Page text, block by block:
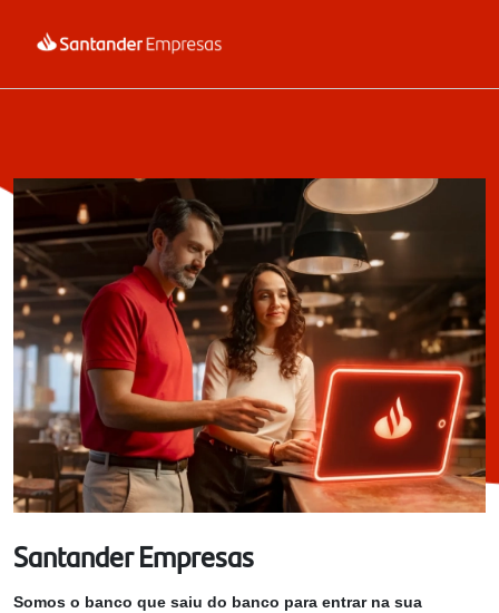
Santander Empresas
Somos o banco que saiu do banco para entrar na sua